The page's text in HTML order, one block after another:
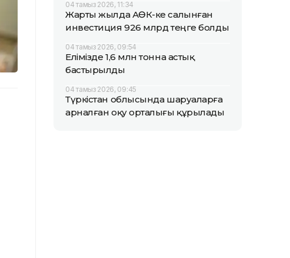
04 тамыз 2026, 11:34
Жарты жылда АӨК-ке салынған
инвестиция 926 млрд теңге болды
04 тамыз 2026, 09:54
Елімізде 1,6 млн тонна астық
бастырылды
04 тамыз 2026, 09:45
Түркістан облысында шаруаларға
арналған оқу орталығы құрылады